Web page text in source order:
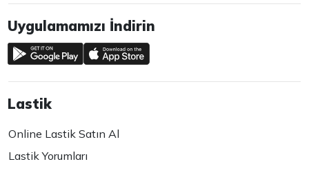
Uygulamamızı İndirin
Lastik
Online Lastik Satın Al
Lastik Yorumları